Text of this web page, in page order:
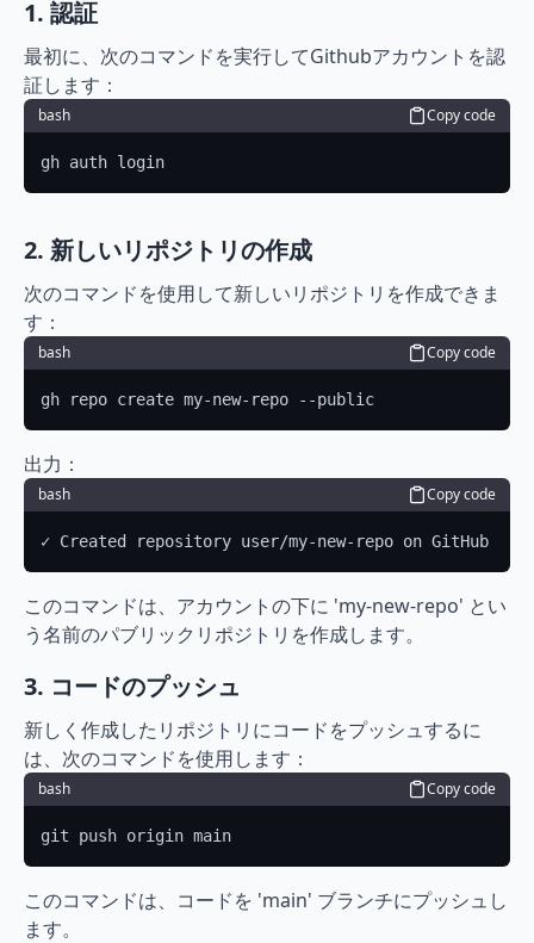
1. 認証
最初に、次のコマンドを実行してGithubアカウントを認
証します：
bash Copy code
gh auth login
2. 新しいリポジトリの作成
次のコマンドを使用して新しいリポジトリを作成できま
す：
bash Copy code
gh repo create my-new-repo --public
出力：
bash Copy code
✓ Created repository user/my-new-repo on GitHub
このコマンドは、アカウントの下に 'my-new-repo' とい
う名前のパブリックリポジトリを作成します。
3. コードのプッシュ
新しく作成したリポジトリにコードをプッシュするに
は、次のコマンドを使用します：
bash Copy code
git push origin main
このコマンドは、コードを 'main' ブランチにプッシュし
ます。